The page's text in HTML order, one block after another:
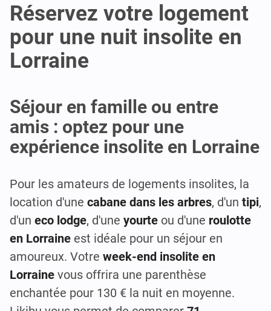
Réservez votre logement
pour une nuit insolite en
Lorraine
Séjour en famille ou entre
amis : optez pour une
expérience insolite en Lorraine
Pour les amateurs de logements insolites, la
location d'une cabane dans les arbres, d'un tipi,
d'un eco lodge, d'une yourte ou d'une roulotte
en Lorraine est idéale pour un séjour en
amoureux. Votre week-end insolite en
Lorraine vous offrira une parenthèse
enchantée pour 130 € la nuit en moyenne.